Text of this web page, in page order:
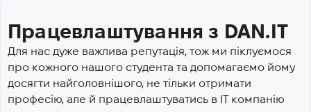
Працевлаштування з DAN.IT
Для нас дуже важлива репутація, тож ми піклуємося
про кожного нашого студента та допомагаємо йому
досягти найголовнішого, не тільки отримати
професію, але й працевлаштуватись в IT компанію